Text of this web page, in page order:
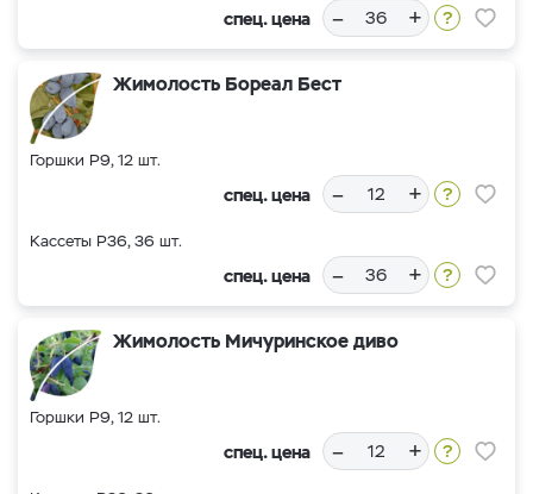
спец. цена – +
Жимолость Бореал Бест
Горшки Р9, 12 шт.
спец. цена – +
Кассеты Р36, 36 шт.
спец. цена – +
Жимолость Мичуринское диво
Горшки Р9, 12 шт.
спец. цена – +